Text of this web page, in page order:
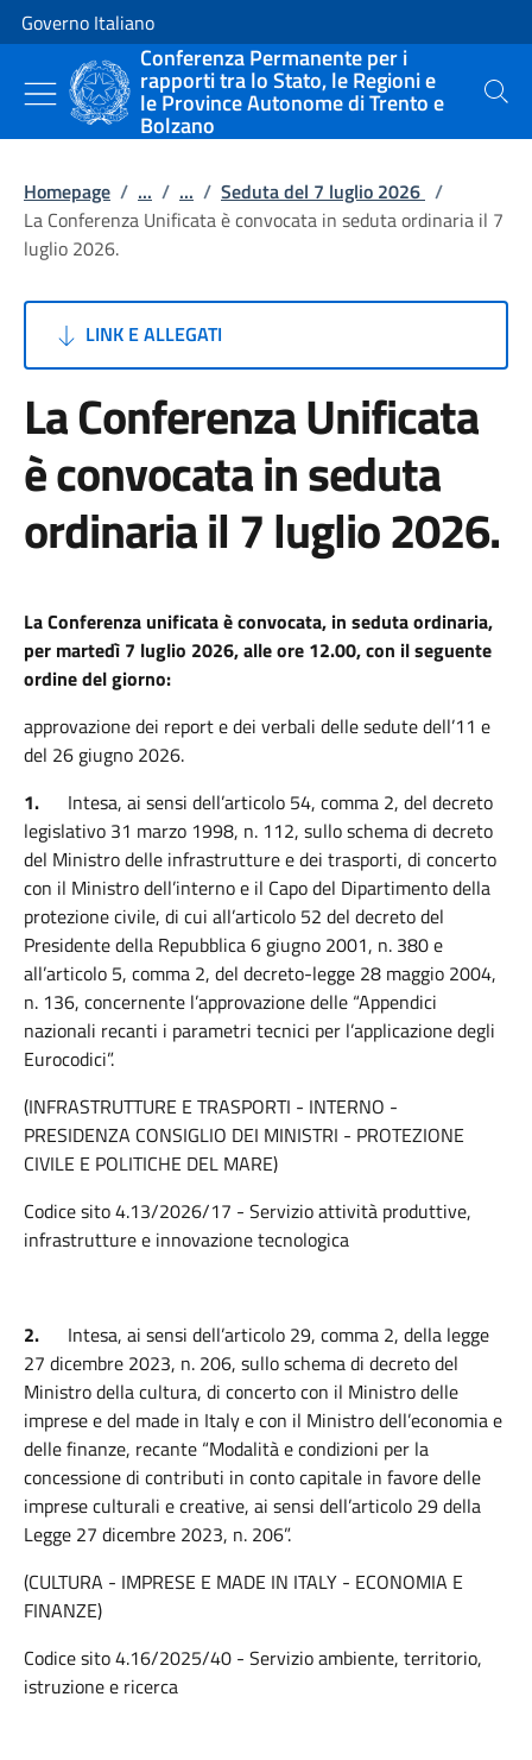
Vai al contenuto
Vai alla navigazione del sito
Governo Italiano
Conferenza Permanente per i
rapporti tra lo Stato, le Regioni e
le Province Autonome di Trento e
Bolzano
Cerca
Homepage / ... / ... / Seduta del 7 luglio 2026 /
La Conferenza Unificata è convocata in seduta ordinaria il 7
luglio 2026.
LINK E ALLEGATI
La Conferenza Unificata
è convocata in seduta
ordinaria il 7 luglio 2026.
La Conferenza unificata è convocata, in seduta ordinaria,
per martedì 7 luglio 2026, alle ore 12.00, con il seguente
ordine del giorno:
approvazione dei report e dei verbali delle sedute dell’11 e
del 26 giugno 2026.
1.
Intesa, ai sensi dell’articolo 54, comma 2, del decreto
legislativo 31 marzo 1998, n. 112, sullo schema di decreto
del Ministro delle infrastrutture e dei trasporti, di concerto
con il Ministro dell’interno e il Capo del Dipartimento della
protezione civile, di cui all’articolo 52 del decreto del
Presidente della Repubblica 6 giugno 2001, n. 380 e
all’articolo 5, comma 2, del decreto-legge 28 maggio 2004,
n. 136, concernente l’approvazione delle “Appendici
nazionali recanti i parametri tecnici per l’applicazione degli
Eurocodici”.
(INFRASTRUTTURE E TRASPORTI - INTERNO -
PRESIDENZA CONSIGLIO DEI MINISTRI - PROTEZIONE
CIVILE E POLITICHE DEL MARE)
Codice sito 4.13/2026/17 - Servizio attività produttive,
infrastrutture e innovazione tecnologica
2.
Intesa, ai sensi dell’articolo 29, comma 2, della legge
27 dicembre 2023, n. 206, sullo schema di decreto del
Ministro della cultura, di concerto con il Ministro delle
imprese e del made in Italy e con il Ministro dell’economia e
delle finanze, recante “Modalità e condizioni per la
concessione di contributi in conto capitale in favore delle
imprese culturali e creative, ai sensi dell’articolo 29 della
Legge 27 dicembre 2023, n. 206”.
(CULTURA - IMPRESE E MADE IN ITALY - ECONOMIA E
FINANZE)
Codice sito 4.16/2025/40 - Servizio ambiente, territorio,
istruzione e ricerca